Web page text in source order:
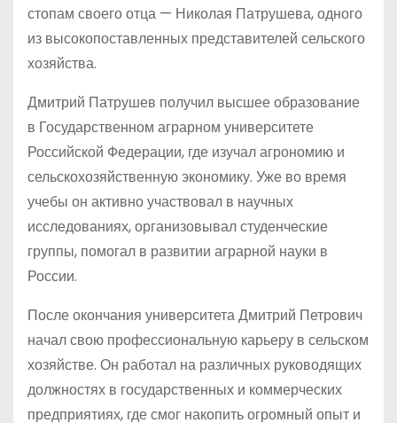
стопам своего отца — Николая Патрушева, одного
из высокопоставленных представителей сельского
хозяйства.
Дмитрий Патрушев получил высшее образование
в Государственном аграрном университете
Российской Федерации, где изучал агрономию и
сельскохозяйственную экономику. Уже во время
учебы он активно участвовал в научных
исследованиях, организовывал студенческие
группы, помогал в развитии аграрной науки в
России.
После окончания университета Дмитрий Петрович
начал свою профессиональную карьеру в сельском
хозяйстве. Он работал на различных руководящих
должностях в государственных и коммерческих
предприятиях, где смог накопить огромный опыт и